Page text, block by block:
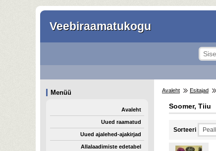
Veebiraamatukogu
Menüü
Avaleht
Uued raamatud
Uued ajalehed-ajakirjad
Allalaadimiste edetabel
Avaleht Esitajad
Soomer, Tiiu
Sorteeri